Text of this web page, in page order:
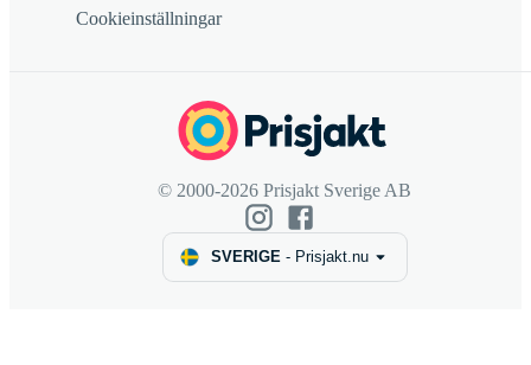
Cookieinställningar
© 2000-2026 Prisjakt Sverige AB
SVERIGE- Prisjakt.nu